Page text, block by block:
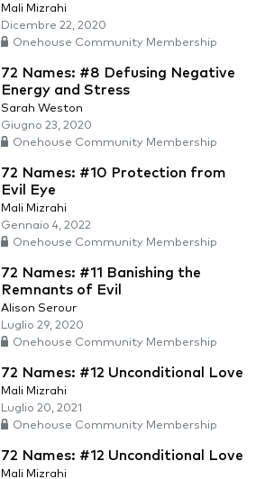
Mali Mizrahi
Dicembre 22, 2020
Onehouse Community Membership
72 Names: #8 Defusing Negative
Energy and Stress
Sarah Weston
Giugno 23, 2020
Onehouse Community Membership
72 Names: #10 Protection from
Evil Eye
Mali Mizrahi
Gennaio 4, 2022
Onehouse Community Membership
72 Names: #11 Banishing the
Remnants of Evil
Alison Serour
Luglio 29, 2020
Onehouse Community Membership
72 Names: #12 Unconditional Love
Mali Mizrahi
Luglio 20, 2021
Onehouse Community Membership
72 Names: #12 Unconditional Love
Mali Mizrahi